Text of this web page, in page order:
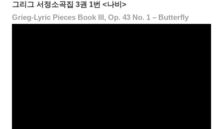
그리그 서정소곡집 3권 1번 <나비>
Grieg-Lyric Pieces Book III, Op. 43 No. 1 – Butterfly